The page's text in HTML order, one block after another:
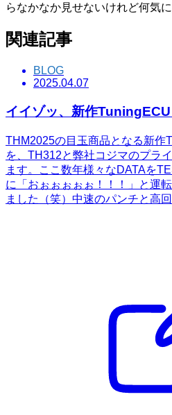
らなかなか見せないけれど何気に
関連記事
BLOG
2025.04.07
イイゾッ、新作TuningECU
THM2025の目玉商品となる新作
を、TH312と弊社コジマのプラ
ます。ここ数年様々なDATAを
に「おぉぉぉぉぉ！！！」と運
ました（笑）中速のパンチと高